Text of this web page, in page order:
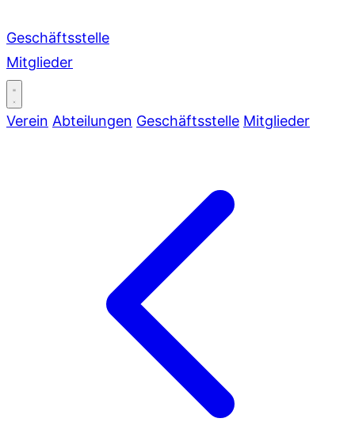
Geschäftsstelle
Mitglieder
Verein Abteilungen Geschäftsstelle Mitglieder